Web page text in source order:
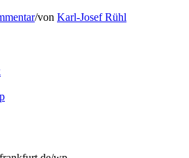
/von Karl-Josef Rühl